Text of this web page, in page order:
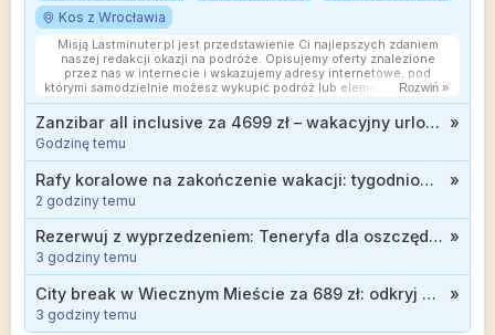
Kos z Wrocławia
Misją Lastminuter.pl jest przedstawienie Ci najlepszych zdaniem
naszej redakcji okazji na podróże. Opisujemy oferty znalezione
przez nas w internecie i wskazujemy adresy internetowe, pod
którymi samodzielnie możesz wykupić podróż lub elementy podróży.
Ceny w artykułach są aktualne w chwili publikacji. Możemy
otrzymywać wynagrodzenie od partnerów handlowych, do których
Cię przekierowujemy. Nie ma to wpływu na cenę Twojej wycieczki.
Rozwiń »
Zanzibar all inclusive za 4699 zł – wakacyjny urlop marzeń w luksusowym 5* SBH Kilindini przy plaży »
Godzinę temu
Rafy koralowe na zakończenie wakacji: tygodniowe all inclusive w 3* hotelu w Egipcie od 2399 zł »
2 godziny temu
Rezerwuj z wyprzedzeniem: Teneryfa dla oszczędnych, tydzień w hotelu z wyżywieniem od 1606 zł »
3 godziny temu
City break w Wiecznym Mieście za 689 zł: odkryj atrakcje Rzymu w trakcie jesiennej wycieczki »
3 godziny temu